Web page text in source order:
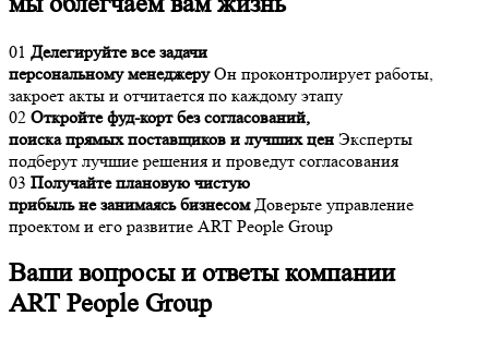
01 Делегируйте все задачи
персональному менеджеру Он проконтролирует работы,
закроет акты и отчитается по каждому этапу
02 Откройте фуд-корт без согласований,
поиска прямых поставщиков и лучших цен Эксперты
подберут лучшие решения и проведут согласования
03 Получайте плановую чистую
прибыль не занимаясь бизнесом Доверьте управление
проектом и его развитие ART People Group
Ваши вопросы и ответы компании
ART People Group